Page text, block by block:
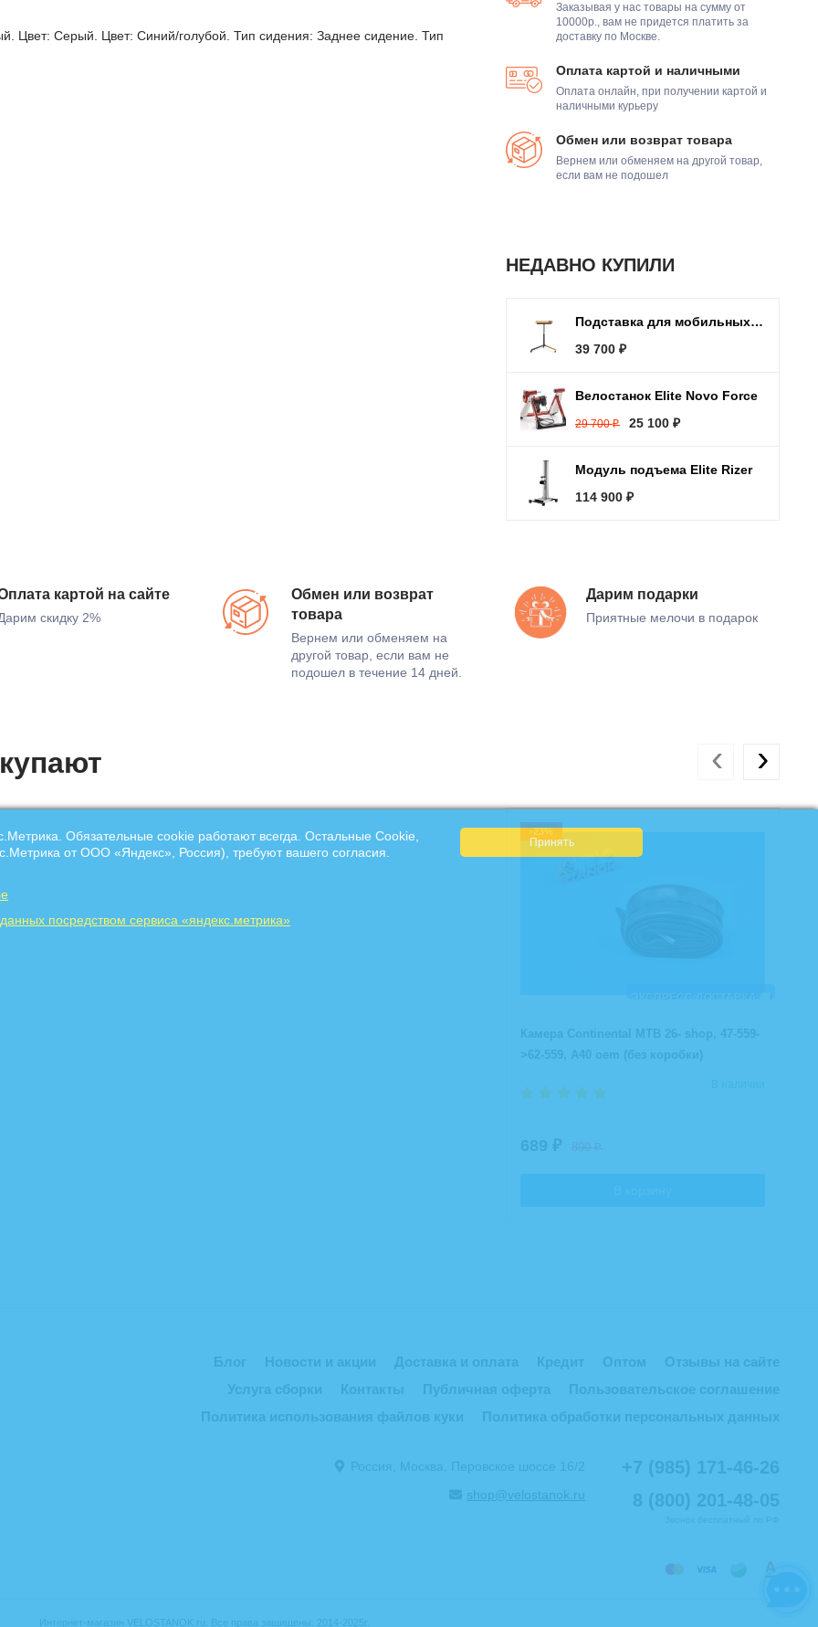
Заказывая у нас товары на сумму от
10000р., вам не придется платить за
доставку по Москве.
Оплата картой и наличными
Оплата онлайн, при получении картой и
наличными курьеру
Обмен или возврат товара
Вернем или обменяем на другой товар,
если вам не подошел
НЕДАВНО КУПИЛИ
Подставка для мобильных устройств Elite Training Desk
39 700 ₽
Велостанок Elite Novo Force
29 700₽ 25 100 ₽
Модуль подъема Elite Rizer
114 900 ₽
Цвет: Серый. Цвет: Синий/голубой. Тип сидения: Заднее сидение. Тип
картой на сайте
скидку 2%
Обмен или возврат
товара
Вернем или обменяем на
другой товар, если вам не
подошел в течение 14 дней.
Дарим подарки
Приятные мелочи в подарок
-23%
890₽
‹ ›
shop@velostanok.ru
Обязательные cookie работают всегда. Остальные Сookie,
от ООО «Яндекс», Россия), требуют вашего согласия.
посредством сервиса «яндекс.метрика»